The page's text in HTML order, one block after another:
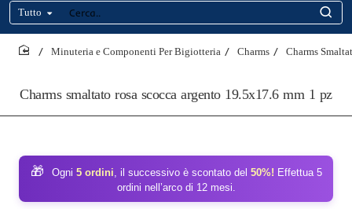
Tutto
Cerca..
Charms smaltato rosa scocca argento 19.5x17.6 mm 1 pz
Minuteria e Componenti Per Bigiotteria Charms Charms
🎁 Ogni 5 ordini, il successivo è scontato del 50%! Effettua 5
ordini nell’arco di 12 mesi.